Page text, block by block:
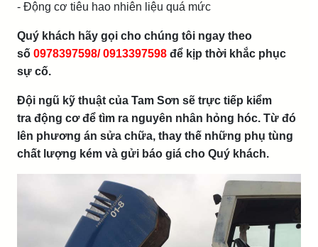
- Động cơ tiêu hao nhiên liệu quá mức
Quý khách hãy gọi cho chúng tôi ngay theo
số 0978397598/ 0913397598 để kịp thời khắc phục
sự cố.
Đội ngũ kỹ thuật của Tam Sơn sẽ trực tiếp kiểm
tra động cơ để tìm ra nguyên nhân hỏng hóc. Từ đó
lên phương án sửa chữa, thay thế những phụ tùng
chất lượng kém và gửi báo giá cho Quý khách.